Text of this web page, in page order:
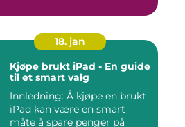
18. jan
Kjøpe brukt iPad - En guide
til et smart valg
Innledning: Å kjøpe en brukt
iPad kan være en smart
måte å spare penger på